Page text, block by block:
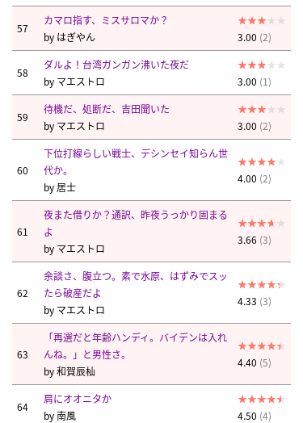
57
カマロ指す、ミスサロマか？
by はぎやん 3.00 (2)
58
ダルよ！台湾ガンガン沸いた夜だ
by マエストロ 3.00 (1)
59
待機だ、処断だ、吉田聞いた
by マエストロ 3.00 (2)
60
下位打線らしい戦士、デシンセイ知らん世
代か。
by 居士
4.00 (2)
61
夜また借りか？通訳、昨夜うっかり固まる
よ
by マエストロ
3.66 (3)
62
余談さ、腹立つ。素で水原、はずみでスッ
たら破産だよ
by マエストロ
4.33 (3)
63
「再選だと年齢ハンディ。バイデンは入れ
んね。」と男性さ。
by和賀辰杣
4.40 (5)
64
肩にオオニタか
by南風 4.50 (4)